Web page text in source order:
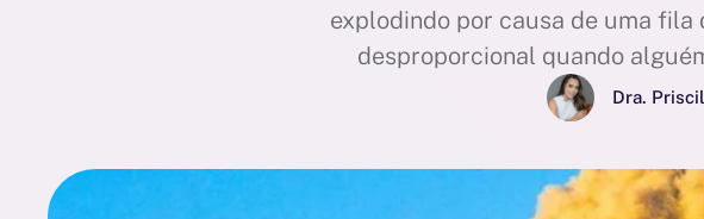
explodindo por causa de uma fila
desproporcional quando
quem nunca passou por essas
Dra.